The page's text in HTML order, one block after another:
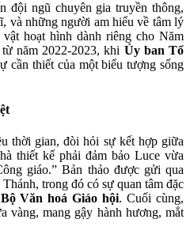
đội ngũ chuyên gia truyền thông,
và những người am hiểu về tâm lý
hoạt hình dành riêng cho Năm
năm 2022-2023, khi Ủy ban Tổ
cần thiết của một biểu tượng sống
thời gian, đòi hỏi sự kết hợp giữa
thiết kế phải đảm bảo Luce vừa
giáo.” Bản thảo được gửi qua
trong đó có sự quan tâm đặc
Bộ Văn hoá Giáo hội. Cuối cùng,
vàng, mang gậy hành hương, mắt